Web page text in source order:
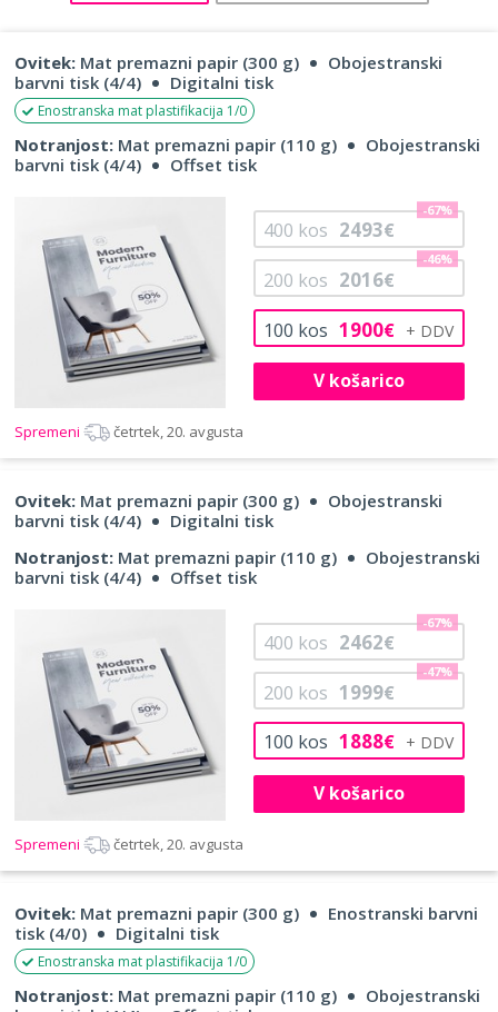
Ovitek: Mat premazni papir (300 g)
Obojestranski
barvni tisk (4/4)
Digitalni tisk
Enostranska mat plastifikacija 1/0
Notranjost: Mat premazni papir (110 g)
Obojestranski
barvni tisk (4/4)
Offset tisk
100 kos 1900€
200 kos 2016€
-46%
400 kos 2493€
-67%
V košarico
Spremeni četrtek, 20. avgusta
Ovitek: Mat premazni papir (300 g)
Obojestranski
barvni tisk (4/4)
Digitalni tisk
Notranjost: Mat premazni papir (110 g)
Obojestranski
barvni tisk (4/4)
Offset tisk
100 kos 1888€
200 kos 1999€
-47%
400 kos 2462€
-67%
V košarico
Spremeni četrtek, 20. avgusta
Ovitek: Mat premazni papir (300 g)
Enostranski barvni
tisk (4/0)
Digitalni tisk
Enostranska mat plastifikacija 1/0
Notranjost: Mat premazni papir (110 g)
Obojestranski